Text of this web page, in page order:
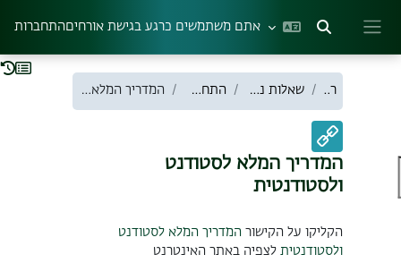
הצגה או הסתרה של קלט חיפוש
אתם משתמשים כרגע בגישת אורחיםהתחברות
ראשי שאלות נפוצות סטודנטים התחברות למערכת המדריך המלא לסטודנט ולסטודנטית
המדריך המלא לסטודנט
ולסטודנטית
הקליקו על הקישור המדריך המלא לסטודנט
ולסטודנטיתלצפיה באתר האינטרנט